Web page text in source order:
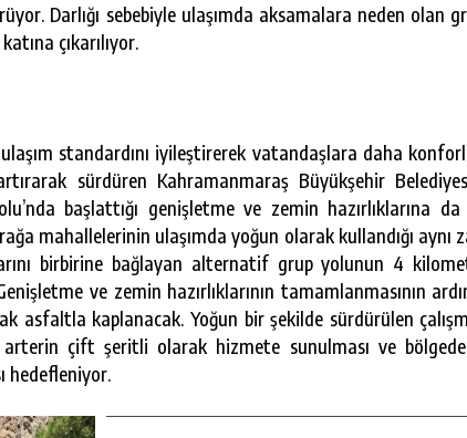
Darlığı sebebiyle ulaşımda aksamalara neden
çıkarılıyor.
standardını iyileştirerek vatandaşlara daha
sürdüren Kahramanmaraş Büyükşehir
başlattığı genişletme ve zemin hazırlıklarına
mahallelerinin ulaşımda yoğun olarak kullandığı aynı
birbirine bağlayan alternatif grup yolunun 4
ve zemin hazırlıklarının tamamlanmasının
asfaltla kaplanacak. Yoğun bir şekilde sürdürülen
arterin çift şeritli olarak hizmete sunulması ve bölgede
hedefleniyor.
GÜNLÜK HABER AKIŞI
PUSULA MARAŞ KAMPINDA
VE FOTOĞRAFÇILIĞI
GÖKSUN